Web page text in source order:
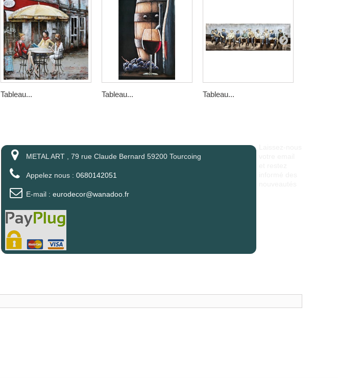
Tableau... Tableau... Tableau...
METAL ART , 79 rue Claude Bernard 59200 Tourcoing
Appelez nous : 0680142051
E-mail : eurodecor@wanadoo.fr